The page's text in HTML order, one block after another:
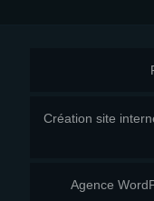
Création site
Agence